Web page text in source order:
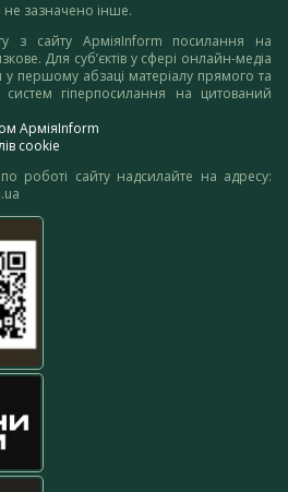
зазначено інше.
з сайту АрміяInform посилання на
Для суб’єктів у сфері онлайн-медіа
першому абзаці матеріалу прямого та
гіперпосилання на цитований
АрміяInform
cookie
роботі сайту надсилайте на адресу: